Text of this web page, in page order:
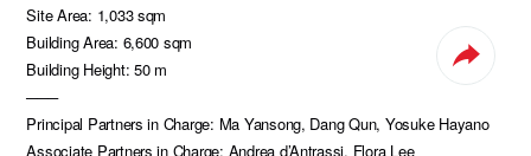
Site Area: 1,033 sqm
Building Area: 6,600 sqm
Building Height: 50 m
───
Principal Partners in Charge: Ma Yansong, Dang Qun, Yosuke Hayano
Associate Partners in Charge: Andrea d’Antrassi, Flora Lee